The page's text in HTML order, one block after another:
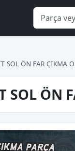
SOL ÖN FAR ÇIKMA
SOL ÖN